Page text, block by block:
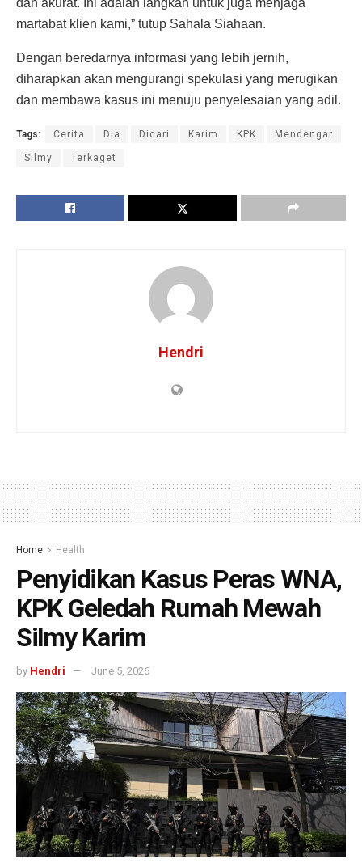
dan akurat. Ini adalah langkah untuk juga menjaga
martabat klien kami,” tutup Sahala Siahaan.
Dengan beredarnya informasi yang lebih jernih,
diharapkan akan mengurangi spekulasi yang merugikan
dan membawa kasus ini menuju penyelesaian yang adil.
Tags: Cerita Dia Dicari Karim KPK Mendengar
Silmy Terkaget
Hendri
Home Health
Penyidikan Kasus Peras WNA,
KPK Geledah Rumah Mewah
Silmy Karim
by Hendri June 5, 2026